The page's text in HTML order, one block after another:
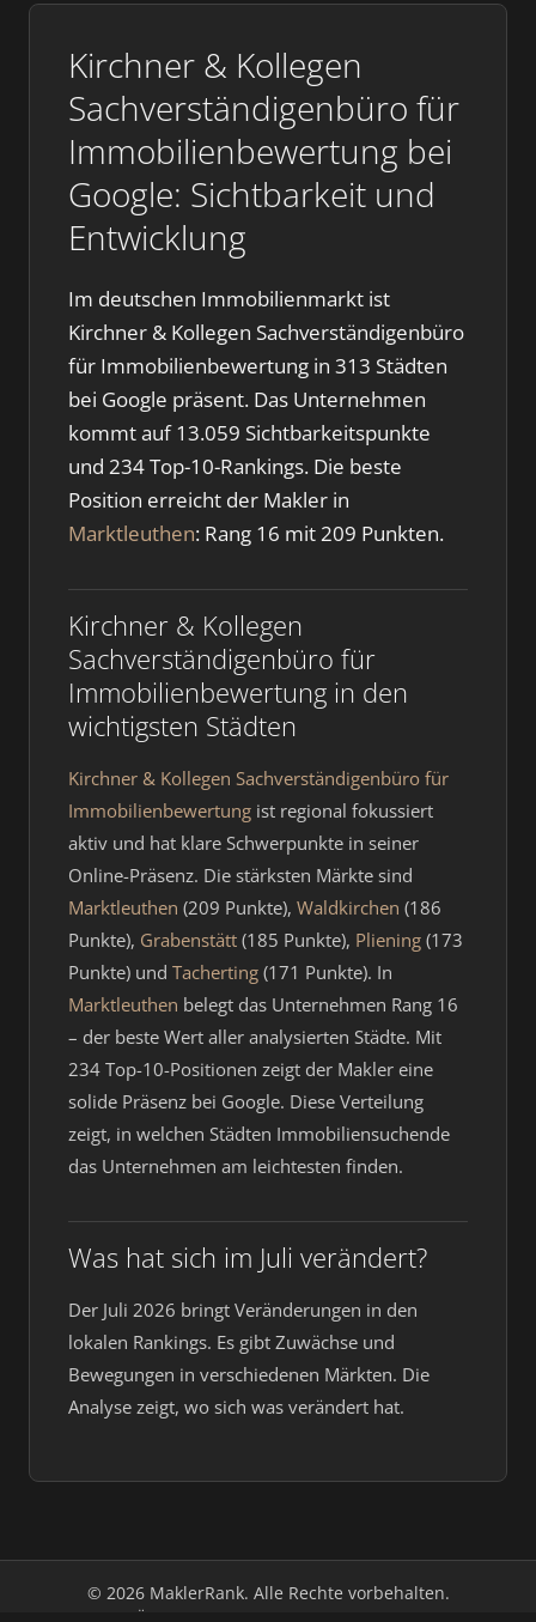
Kirchner & Kollegen
Sachverständigenbüro für
Immobilienbewertung bei
Google: Sichtbarkeit und
Entwicklung
Im deutschen Immobilienmarkt ist
Kirchner & Kollegen Sachverständigenbüro
für Immobilienbewertung in 313 Städten
bei Google präsent. Das Unternehmen
kommt auf 13.059 Sichtbarkeitspunkte
und 234 Top-10-Rankings. Die beste
Position erreicht der Makler in
Marktleuthen: Rang 16 mit 209 Punkten.
Kirchner & Kollegen
Sachverständigenbüro für
Immobilienbewertung in den
wichtigsten Städten
Kirchner & Kollegen Sachverständigenbüro für
Immobilienbewertung ist regional fokussiert
aktiv und hat klare Schwerpunkte in seiner
Online-Präsenz. Die stärksten Märkte sind
Marktleuthen (209 Punkte), Waldkirchen (186
Punkte), Grabenstätt (185 Punkte), Pliening (173
Punkte) und Tacherting (171 Punkte). In
Marktleuthen belegt das Unternehmen Rang 16
– der beste Wert aller analysierten Städte. Mit
234 Top-10-Positionen zeigt der Makler eine
solide Präsenz bei Google. Diese Verteilung
zeigt, in welchen Städten Immobiliensuchende
das Unternehmen am leichtesten finden.
Was hat sich im Juli verändert?
Der Juli 2026 bringt Veränderungen in den
lokalen Rankings. Es gibt Zuwächse und
Bewegungen in verschiedenen Märkten. Die
Analyse zeigt, wo sich was verändert hat.
© 2026 MaklerRank. Alle Rechte vorbehalten.